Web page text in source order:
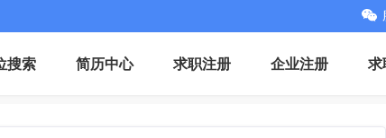
搜索 简历中心 求职注册 企业注册 求